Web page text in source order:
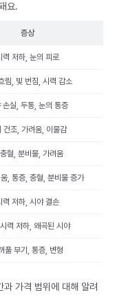
요.
증상
력 저하, 눈의 피로
림, 빛 번짐, 시력 감소
손실, 두통, 눈의 통증
건조, 가려움, 이물감
혈, 분비물, 가려움
, 통증, 충혈, 분비물 증가
력 저하, 시야 결손
력 저하, 왜곡된 시야
풀 부기, 통증, 변형
가격 범위에 대해 알려